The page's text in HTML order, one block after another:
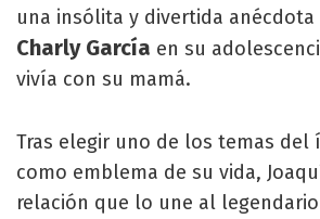
una insólita y divertida anécdota
Charly García en su
vivía con su mamá.
Tras elegir uno de los temas
como emblema de su vida,
relación que lo une al